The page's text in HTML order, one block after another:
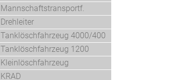
Mannschaftstransportf.
Drehleiter
Tanklöschfahrzeug 4000/400
Tanklöschfahrzeug 1200
Kleinlöschfahrzeug
KRAD